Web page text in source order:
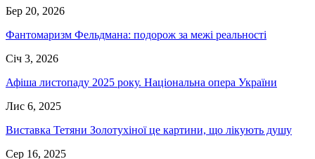
Бер 20, 2026
Фантомаризм Фельдмана: подорож за межі реальності
Січ 3, 2026
Афіша листопаду 2025 року. Національна опера України
Лис 6, 2025
Виставка Тетяни Золотухіної це картини, що лікують душу
Сер 16, 2025